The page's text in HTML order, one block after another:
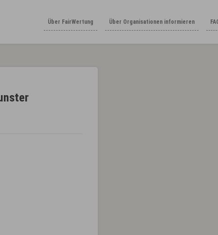
Über FairWertung Über Organisationen informieren